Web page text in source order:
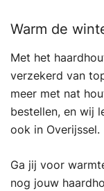
Warm de
Met het
verzekerd van
meer met nat
bestellen, en wij
ook in Overijssel.
Ga jij voor
nog jouw